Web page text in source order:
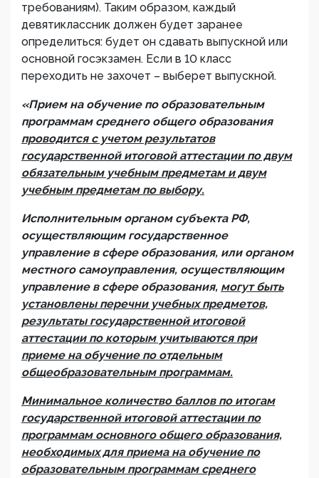
требованиям). Таким образом, каждый
девятиклассник должен будет заранее
определиться: будет он сдавать выпускной или
основной госэкзамен. Если в 10 класс
переходить не захочет – выберет выпускной.
«Прием на обучение по образовательным
программам среднего общего образования
проводится с учетом результатов
государственной итоговой аттестации по двум
обязательным учебным предметам и двум
учебным предметам по выбору.
Исполнительным органом субъекта РФ,
осуществляющим государственное
управление в сфере образования, или органом
местного самоуправления, осуществляющим
управление в сфере образования, могут быть
установлены перечни учебных предметов,
результаты государственной итоговой
аттестации по которым учитываются при
приеме на обучение по отдельным
общеобразовательным программам.
Минимальное количество баллов по итогам
государственной итоговой аттестации по
программам основного общего образования,
необходимых для приема на обучение по
образовательным программам среднего